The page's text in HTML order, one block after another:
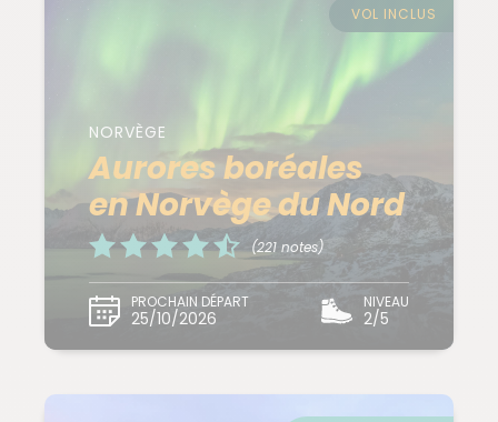
NORVÈGE
Aurores boréales
en Norvège du Nord
(221 notes)
PROCHAIN DÉPART
25/10/2026
NIVEAU
2/5
VOL INCLUS